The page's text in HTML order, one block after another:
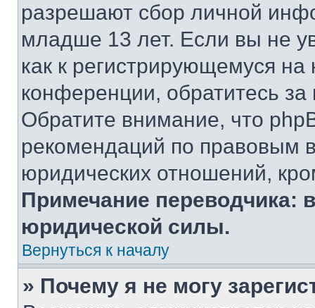
разрешают сбор личной
младше 13 лет. Если вы не
как к регистрирующемуся
конференции, обратитесь
Обратите внимание, что
рекомендаций по правовым
юридических отношений,
Примечание переводчика:
юридической силы.
Вернуться к началу
» Почему я не могу